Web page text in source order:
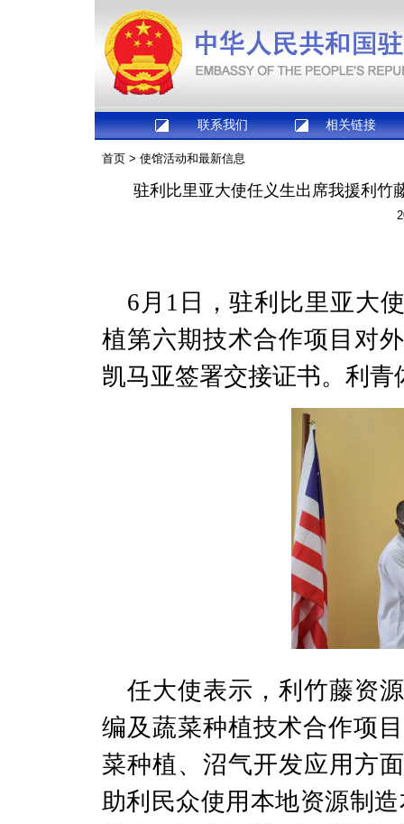
联系我们 相关链接
首页 > 使馆活动和最新信息
驻利比里亚大使任义生出席我援利竹
6 月 1 日，驻利比里亚大
植第六期技术合作项目对
凯马亚签署交接证书。利
任大使表示，利竹藤资
编及蔬菜种植技术合作项
菜种植、沼气开发应用方
助利民众使用本地资源制